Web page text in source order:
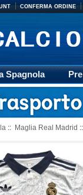
CONFERMA ORDINE
Spagnola
Retro
:: Maglia Real Madrid